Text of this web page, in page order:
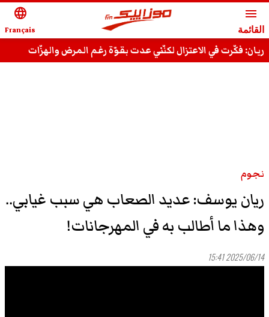
menu
القائمة
language
Français
ريان: فكّرت في الاعتزال لكنّني عدت بقوّة رغم المرض والهزّات
نجوم
ريان يوسف: عديد الصعاب هي سبب غيابي..
وهذا ما أطالب به في المهرجانات!
2025/06/14 15:41